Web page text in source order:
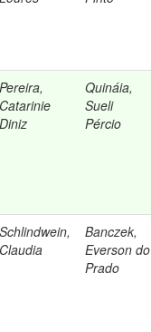
Pereira,
Catarinie
Diniz
Quináia,
Sueli
Pércio
Schlindwein,
Claudia
Banczek,
Everson do
Prado